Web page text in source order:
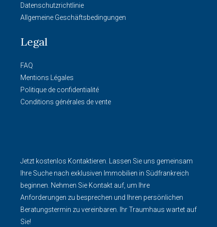
Datenschutzrichtlinie
Allgemeine Geschäftsbedingungen
Legal
FAQ
Mentions Légales
Politique de confidentialité
Conditions générales de vente
Jetzt kostenlos Kontaktieren. Lassen Sie uns gemeinsam
Ihre Suche nach exklusiven Immobilien in Südfrankreich
beginnen. Nehmen Sie Kontakt auf, um Ihre
Anforderungen zu besprechen und Ihren persönlichen
Beratungstermin zu vereinbaren. Ihr Traumhaus wartet auf
Sie!